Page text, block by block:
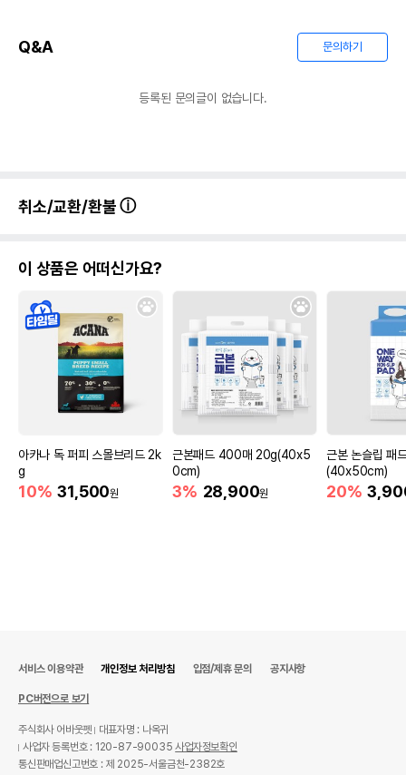
Q&A 문의하기
등록된 문의글이 없습니다.
취소/교환/환불
이 상품은 어떠신가요?
아카나 독 퍼피 스몰브리드 2k
g
10% 31,500원
근본패드 400매 20g(40x5
0cm)
3% 28,900원
근본 논슬립 패
(40x50cm)
20%
서비스 이용약관 개인정보 처리방침 입점/제휴 문의 공지사항
PC버전으로 보기
주식회사 어바웃펫
대표자명 : 나옥귀
사업자 등록번호 : 120-87-90035사업자정보확인
통신판매업신고번호 : 제 2025-서울금천-2382호